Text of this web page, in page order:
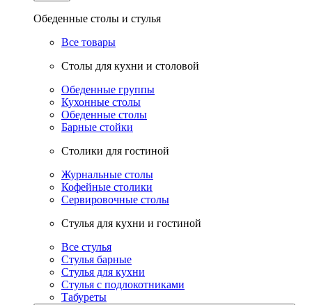
Обеденные столы и стулья
Все товары
Столы для кухни и столовой
Обеденные группы
Кухонные столы
Обеденные столы
Барные стойки
Столики для гостиной
Журнальные столы
Кофейные столики
Сервировочные столы
Стулья для кухни и гостиной
Все стулья
Стулья барные
Стулья для кухни
Стулья с подлокотниками
Табуреты